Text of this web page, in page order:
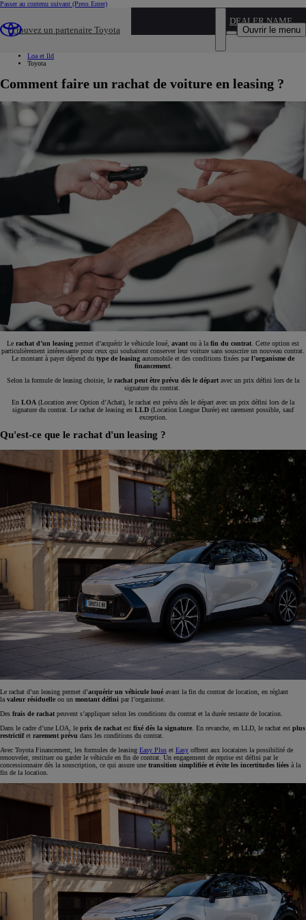
Passer au contenu suivant (Press Enter)
Trouvez un partenaire Toyota
DEALER NAME
Ouvrir le menu
Loa et lld
Toyota
Comment faire un rachat de voiture en leasing ?
Le rachat d’un leasing permet d’acquérir le véhicule loué, avant ou à la fin du contrat . Cette option est
particulièrement intéressante pour ceux qui souhaitent conserver leur voiture sans souscrire un nouveau contrat.
Le montant à payer dépend du type de leasing automobile et des conditions fixées parl’organisme de
financement.
Selon la formule de leasing choisie, le rachat peut être prévu dès le départ avec un prix défini lors de la
signature du contrat.
En LOA (Location avec Option d’Achat), le rachat est prévu dès le départ avec un prix défini lors de la
signature du contrat. Le rachat de leasing en LLD (Location Longue Durée) est rarement possible, sauf
exception.
Qu'est-ce que le rachat d'un leasing ?
Le rachat d’un leasing permet d’acquérir un véhicule loué avant la fin du contrat de location, en réglant
la valeur résiduelle ou un montant défini par l’organisme.
Des frais de rachat peuvent s’appliquer selon les conditions du contrat et la durée restante de location.
Dans le cadre d’une LOA, le prix de rachat est fixé dès la signature . En revanche, en LLD, le rachat est plus
restrictifet rarement prévu dans les conditions du contrat.
Avec Toyota Financement, les formules de leasing Easy Plus et Easy offrent aux locataires la possibilité de
renouveler, restituer ou garder le véhicule en fin de contrat. Un engagement de reprise est défini par le
concessionnaire dès la souscription, ce qui assure une transition simplifiée et évite les incertitudes liées à la
fin de la location.